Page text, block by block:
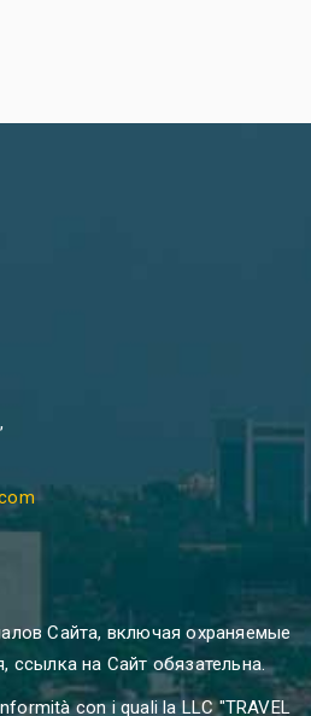
Сайта, включая охраняемые
ссылка на Сайт обязательна.
con i quali la LLC "TRAVEL